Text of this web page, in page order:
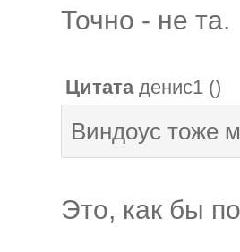
Точно - не та.
Цитата денис1 ()
Виндоус тоже
Это, как бы